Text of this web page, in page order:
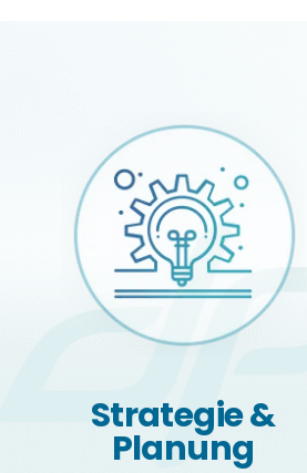
Strategie &
Planung